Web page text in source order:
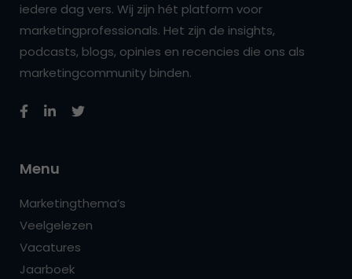
iedere dag vers. Wij zijn hét platform voor
marketingprofessionals. Het zijn de insights,
podcasts, blogs, opinies en recencies die ons als
marketingcommunity binden.
Menu
Marketingthema’s
Veelgelezen
Vacatures
Jaarboek